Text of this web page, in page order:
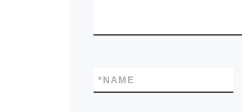
NAME
*